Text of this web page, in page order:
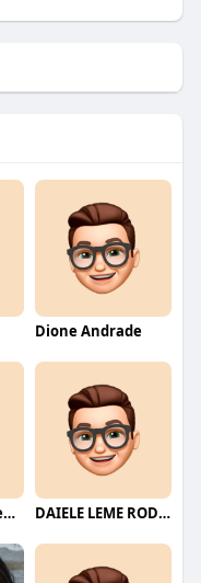
Dione Andrade
joyce luciana bentini jesus DAIELE LEME RODRIGUES